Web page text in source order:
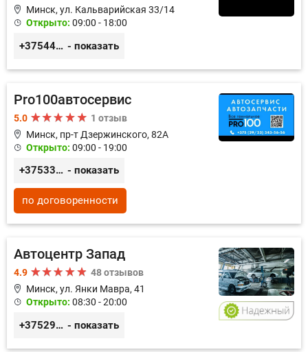
Минск, ул. Кальварийская 33/14
Открыто: 09:00 - 18:00
+375444649592 - показать
Pro100автосервис
5.0
1 отзыв
Минск, пр-т Дзержинского, 82А
Открыто: 09:00 - 19:00
+375333435656 - показать
по договоренности
Автоцентр Запад
4.9
48 отзывов
Минск, ул. Янки Мавра, 41
Открыто: 08:30 - 20:00
+375299579797 - показать